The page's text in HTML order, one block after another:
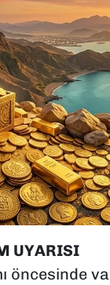
UYARISI
öncesinde